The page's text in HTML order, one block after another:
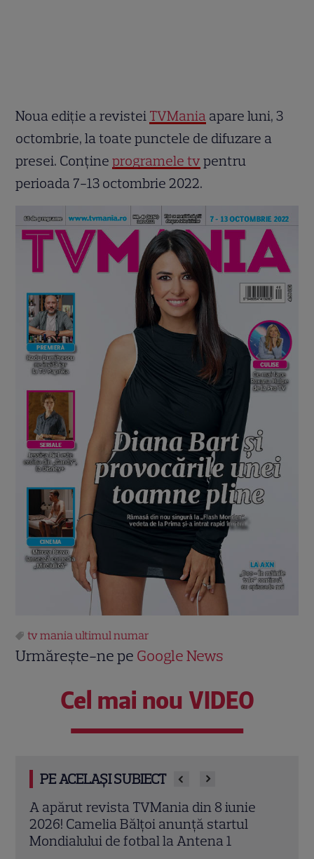
Noua ediție a revistei TVMania apare luni, 3
octombrie, la toate punctele de difuzare a
presei. Conțineprogramele tv pentru
perioada 7-13 octombrie 2022.
tv mania ultimul numar
Urmărește-ne pe Google News
Cel mai nou VIDEO
PE ACELAȘI SUBIECT
Revista TVmania din 1 iunie 2026. Chef
Richard pe copertă și recomandările
săptămânii 5-11 iunie